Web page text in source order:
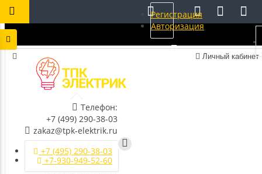
Личный кабинет
Телефон:
+7 (499) 290-38-03
zakaz@tpk-elektrik.ru
+7 (495) 290-38-03
+7-930-949-52-60
Регистрация
Авторизация